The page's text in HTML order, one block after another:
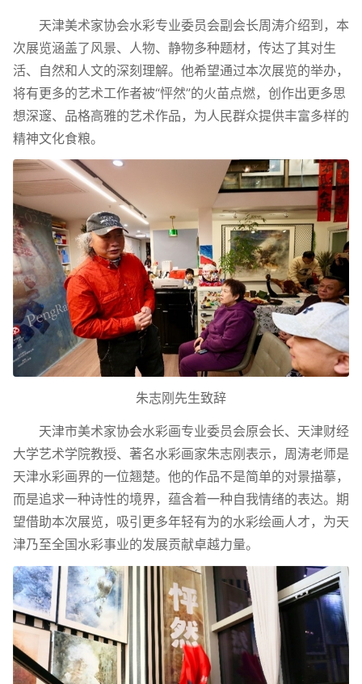
天津美术家协会水彩专业委员会副会长周涛介绍到，本
次展览涵盖了风景、人物、静物多种题材，传达了其对生
活、自然和人文的深刻理解。他希望通过本次展览的举办，
将有更多的艺术工作者被“怦然”的火苗点燃，创作出更多思
想深邃、品格高雅的艺术作品，为人民群众提供丰富多样的
精神文化食粮。
朱志刚先生致辞
天津市美术家协会水彩画专业委员会原会长、天津财经
大学艺术学院教授、著名水彩画家朱志刚表示，周涛老师是
天津水彩画界的一位翘楚。他的作品不是简单的对景描摹，
而是追求一种诗性的境界，蕴含着一种自我情绪的表达。期
望借助本次展览，吸引更多年轻有为的水彩绘画人才，为天
津乃至全国水彩事业的发展贡献卓越力量。